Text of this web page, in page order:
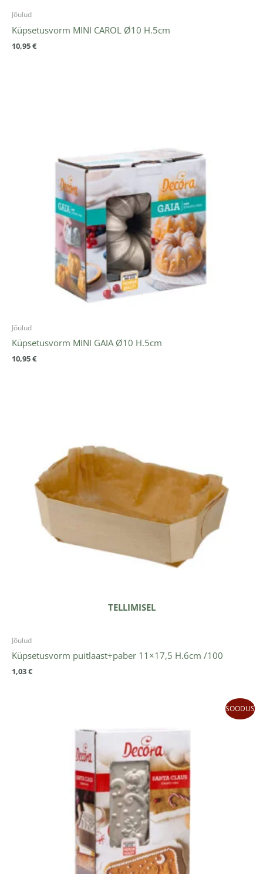
Jõulud
Küpsetusvorm MINI CAROL Ø10 H.5cm
10,95€
Jõulud
Küpsetusvorm MINI GAIA Ø10 H.5cm
10,95€
TELLIMISEL
Jõulud
Küpsetusvorm puitlaast+paber 11×17,5 H.6cm /100
1,03€
SOODUS